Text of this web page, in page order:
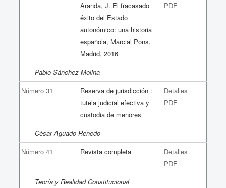
Aranda, J. El fracasado
éxito del Estado
autonómico: una historia
española, Marcial Pons,
Madrid, 2016
PDF
Pablo Sánchez Molina
Número 31
Reserva de jurisdicción :
tutela judicial efectiva y
custodia de menores
Detalles
PDF
César Aguado Renedo
Número 41
Revista completa
Detalles
PDF
Teoría y Realidad Constitucional